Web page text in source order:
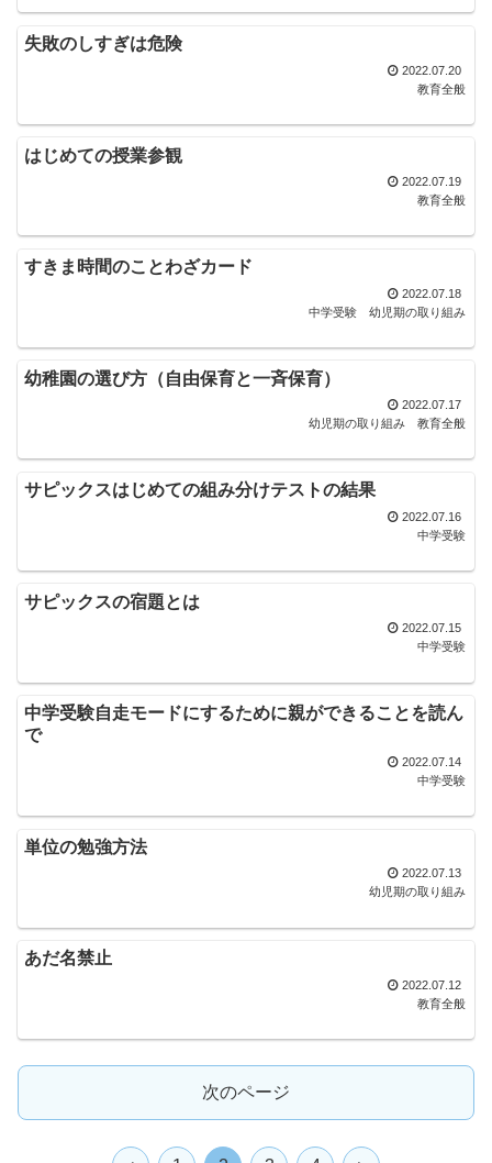
失敗のしすぎは危険
2022.07.20
教育全般
はじめての授業参観
2022.07.19
教育全般
すきま時間のことわざカード
2022.07.18
中学受験
幼児期の取り組み
幼稚園の選び方（自由保育と一斉保育）
2022.07.17
幼児期の取り組み
教育全般
サピックスはじめての組み分けテストの結果
2022.07.16
中学受験
サピックスの宿題とは
2022.07.15
中学受験
中学受験自走モードにするために親ができることを読ん
で
2022.07.14
中学受験
単位の勉強方法
2022.07.13
幼児期の取り組み
あだ名禁止
2022.07.12
教育全般
次のページ